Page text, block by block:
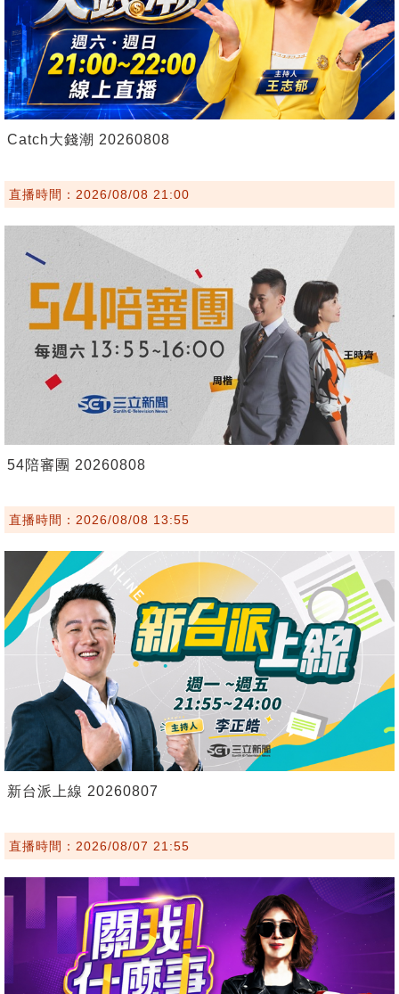
Catch大錢潮 20260808
直播時間：2026/08/08 21:00
54陪審團 20260808
直播時間：2026/08/08 13:55
新台派上線 20260807
直播時間：2026/08/07 21:55